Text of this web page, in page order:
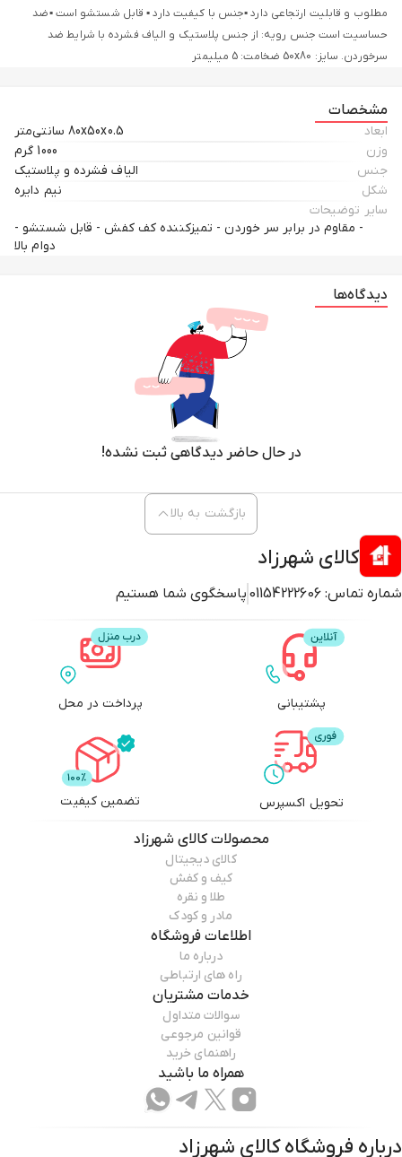
مطلوب و قابلیت ارتجاعی دارد ▪جنس با کیفیت دارد ▪ قابل شستشو است ▪ضد
حساسیت است جنس رویه: از جنس پلاستیک و الیاف فشرده با شرایط ضد
سرخوردن. سایز: 50x80 ضخامت: 5 میلیمتر
مشخصات
ابعاد
80x50x0.5 سانتی‌متر
وزن
1000 گرم
جنس
الیاف فشرده و پلاستیک
شکل
نیم دایره
سایر توضیحات
- مقاوم در برابر سر خوردن - تمیزکننده کف کفش - قابل شستشو -
دوام بالا
دیدگاه‌ها
در حال حاضر دیدگاهی ثبت نشده!
کالای شهرزاد
شماره تماس: 01154222606 پاسخگوی شما هستیم
بازگشت به بالا
پشتیبانی پرداخت در محل
تحویل اکسپرس تضمین کیفیت
محصولاتکالای شهرزاد
کالای دیجیتال
کیف و کفش
طلا و نقره
مادر و کودک
اطلاعات فروشگاه
درباره ما
راه های ارتباطی
خدمات مشتریان
سوالات متداول
قوانین مرجوعی
راهنمای خرید
همراه ما باشید
درباره فروشگاهکالای شهرزاد